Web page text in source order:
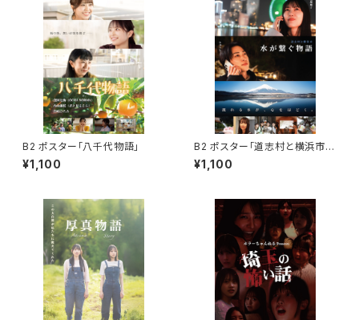
B2 ポスター「八千代物語」
¥1,100
B2 ポスター「道志村と横浜市
水が繋ぐ物語」
¥1,100